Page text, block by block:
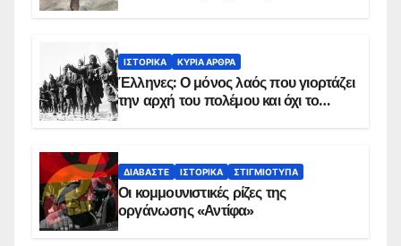
ΙΣΤΟΡΙΚΆ ΚΥΡΙΑ ΑΡΘΡΑ
Έλληνες: Ο μόνος λαός που γιορτάζει
την αρχή του πολέμου και όχι το
ΔΙΑΒΆΣΤΕ ΙΣΤΟΡΙΚΆ ΣΤΙΓΜΙΌΤΥΠΑ
Οι κομμουνιστικές ρίζες της
οργάνωσης «Αντίφα»